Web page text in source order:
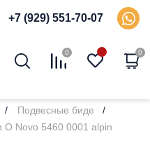
+7 (929) 551-70-07
0 0
Подвесные биде
O Novo 5460 0001 alpin